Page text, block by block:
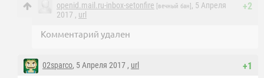
+2
openid.mail.ru-inbox-setonfire [вечный бан] , 5 Апреля
2017 , url
Комментарий удален
+1
02sparco, 5 Апреля 2017 , url